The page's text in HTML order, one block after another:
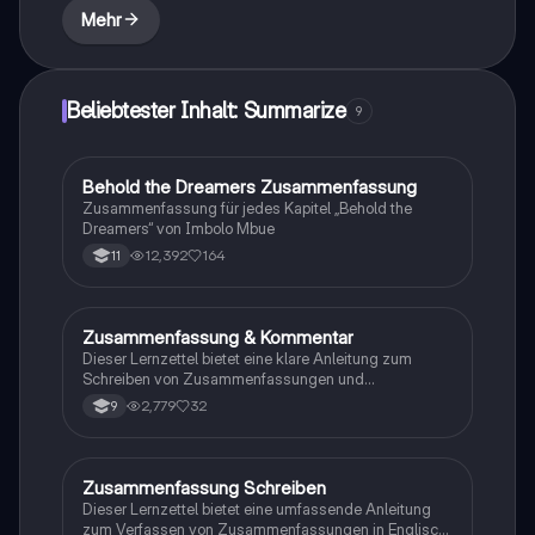
verbessern möchten.
Mehr
Beliebtester Inhalt: Summarize 9
Englisch
Behold the Dreamers Zusammenfassung
Zusammenfassung für jedes Kapitel „Behold the
Dreamers“ von Imbolo Mbue
11 12,392 164
Englisch
Zusammenfassung & Kommentar
Dieser Lernzettel bietet eine klare Anleitung zum
Schreiben von Zusammenfassungen und
Kommentaren im Fach Englisch. Er umfasst die
Struktur, wichtige Hinweise und nützliche Vokabeln,
verbessern möchten.
9 2,779 32
Englisch
Zusammenfassung Schreiben
Dieser Lernzettel bietet eine umfassende Anleitung
zum Verfassen von Zusammenfassungen in Englisch.